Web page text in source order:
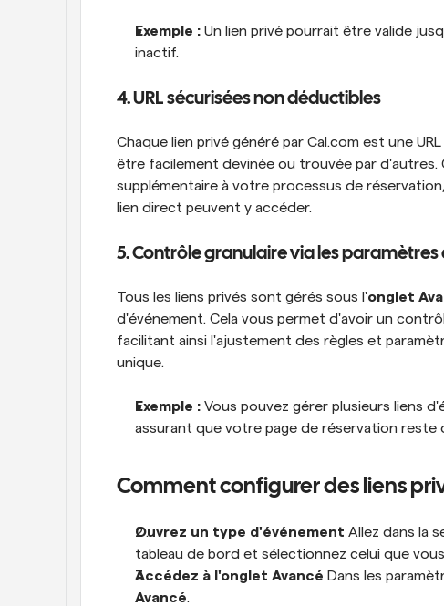
Exemple : Un lien privé pourrait être valide
inactif.
4. URL sécurisées non déductibles
Chaque lien privé généré par Cal.com est une
être facilement devinée ou trouvée par
supplémentaire à votre processus de
lien direct peuvent y accéder.
5. Contrôle granulaire via les
Tous les liens privés sont gérés sous l'onglet
d'événement. Cela vous permet d'avoir un
facilitant ainsi l'ajustement des règles et
unique.
Exemple : Vous pouvez gérer plusieurs liens
assurant que votre page de réservation
Comment configurer des liens
Ouvrez un type d'événement Allez dans la
tableau de bord et sélectionnez celui que
Accédez à l'onglet Avancé
Avancé.